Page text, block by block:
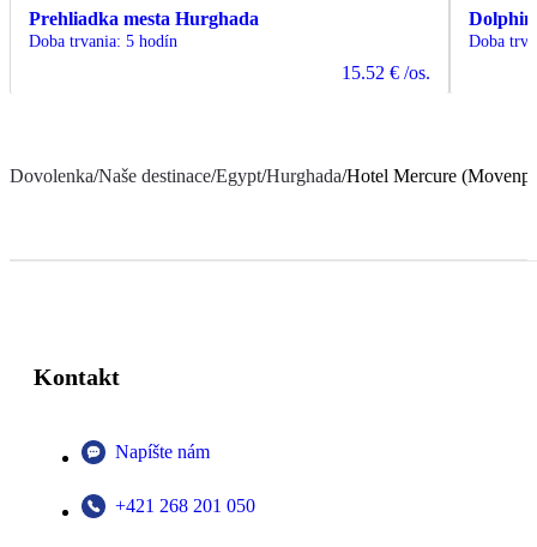
Prehliadka mesta Hurghada
Doba trvania: 5 hodín
15.52 € /os.
Dolphin
Doba
Dovolenka/Naše destinace/Egypt/Hurghada/Hotel Mercure
Kontakt
Napíšte nám
+421 268 201 050